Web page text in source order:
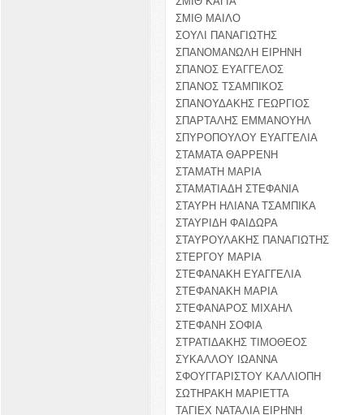
ΣΜΙΘ ΜΑΙΛΟ
ΣΟΥΛΙ ΠΑΝΑΓΙΩΤΗΣ
ΣΠΑΝΟΜΑΝΩΛΗ ΕΙΡΗΝΗ
ΣΠΑΝΟΣ ΕΥΑΓΓΕΛΟΣ
ΣΠΑΝΟΣ ΤΣΑΜΠΙΚΟΣ
ΣΠΑΝΟΥΔΑΚΗΣ ΓΕΩΡΓΙΟΣ
ΣΠΑΡΤΑΛΗΣ ΕΜΜΑΝΟΥΗΛ
ΣΠΥΡΟΠΟΥΛΟΥ ΕΥΑΓΓΕΛΙΑ
ΣΤΑΜΑΤΑ ΘΑΡΡΕΝΗ
ΣΤΑΜΑΤΗ ΜΑΡΙΑ
ΣΤΑΜΑΤΙΑΔΗ ΣΤΕΦΑΝΙΑ
ΣΤΑΥΡΗ ΗΛΙΑΝΑ ΤΣΑΜΠΙΚΑ
ΣΤΑΥΡΙΔΗ ΦΑΙΔΩΡΑ
ΣΤΑΥΡΟΥΛΑΚΗΣ ΠΑΝΑΓΙΩΤΗΣ
ΣΤΕΡΓΟΥ ΜΑΡΙΑ
ΣΤΕΦΑΝΑΚΗ ΕΥΑΓΓΕΛΙΑ
ΣΤΕΦΑΝΑΚΗ ΜΑΡΙΑ
ΣΤΕΦΑΝΑΡΟΣ ΜΙΧΑΗΛ
ΣΤΕΦΑΝΗ ΣΟΦΙΑ
ΣΤΡΑΤΙΔΑΚΗΣ ΤΙΜΟΘΕΟΣ
ΣΥΚΑΛΛΟΥ ΙΩΑΝΝΑ
ΣΦΟΥΓΓΑΡΙΣΤΟΥ ΚΑΛΛΙΟΠΗ
ΣΩΤΗΡΑΚΗ ΜΑΡΙΕΤΤΑ
ΤΑΓΙΕΧ ΝΑΤΑΛΙΑ ΕΙΡΗΝΗ